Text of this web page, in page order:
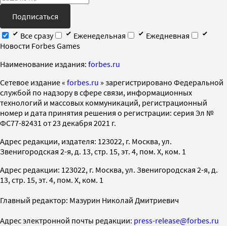
Подписаться
Все сразу
Еженедельная
Ежедневная
Новости Forbes Games
Наименование издания: forbes.ru
Cетевое издание « forbes.ru » зарегистрировано Федеральной
службой по надзору в сфере связи, информационных
технологий и массовых коммуникаций, регистрационный
номер и дата принятия решения о регистрации: серия Эл №
ФС77-82431 от 23 декабря 2021 г.
Адрес редакции, издателя: 123022, г. Москва, ул.
Звенигородская 2-я, д. 13, стр. 15, эт. 4, пом. X, ком. 1
Адрес редакции: 123022, г. Москва, ул. Звенигородская 2-я, д.
13, стр. 15, эт. 4, пом. X, ком. 1
Главный редактор: Мазурин Николай Дмитриевич
Адрес электронной почты редакции: press-release@forbes.ru